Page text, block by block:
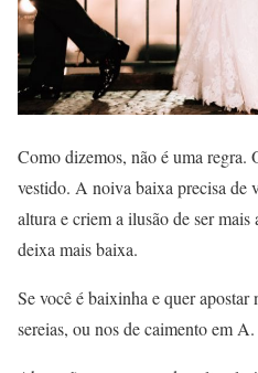
Como dizemos, não é uma regra.
vestido. A noiva baixa precisa de
altura e criem a ilusão de ser
deixa mais baixa.
Se você é baixinha e quer
sereias, ou nos de caimento em A.